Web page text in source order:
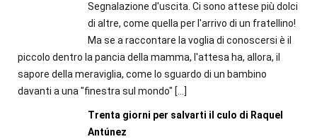
Segnalazione d'uscita. Ci sono attese più dolci
di altre, come quella per l'arrivo di un fratellino!
Ma se a raccontare la voglia di conoscersi è il
piccolo dentro la pancia della mamma, l'attesa ha, allora, il
sapore della meraviglia, come lo sguardo di un bambino
davanti a una "finestra sul mondo" […]
Trenta giorni per salvarti il culo di Raquel
Antúnez